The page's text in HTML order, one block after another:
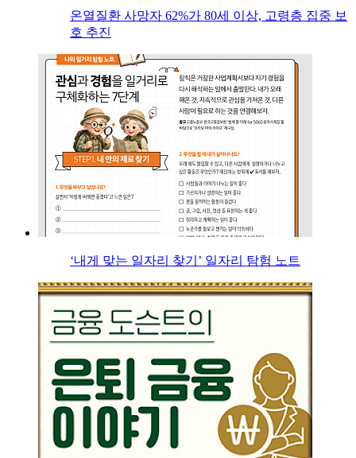
온열질환 사망자 62%가 80세 이상, 고령층 집중 보
호 추진
‘내게 맞는 일자리 찾기’ 일자리 탐험 노트